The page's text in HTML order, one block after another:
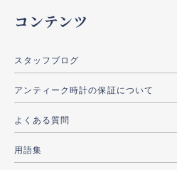
コンテンツ
スタッフブログ
アンティーク時計の保証について
よくある質問
用語集